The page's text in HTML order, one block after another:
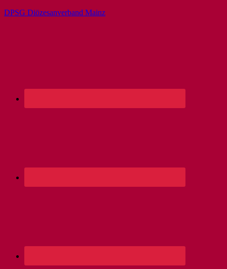
DPSG Diözesanverband Mainz